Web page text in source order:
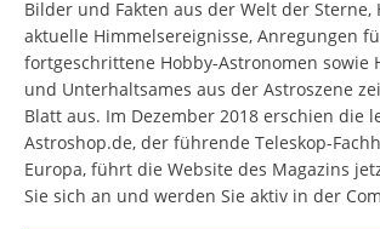
Bilder und Fakten aus der Welt der Sterne,
aktuelle Himmelsereignisse, Anregungen
fortgeschrittene Hobby-Astronomen sowie
und Unterhaltsames aus der Astroszene
Blatt aus. Im Dezember 2018 erschien die
Astroshop.de, der führende Teleskop-
Europa, führt die Website des Magazins
Sie sich an und werden Sie aktiv in der